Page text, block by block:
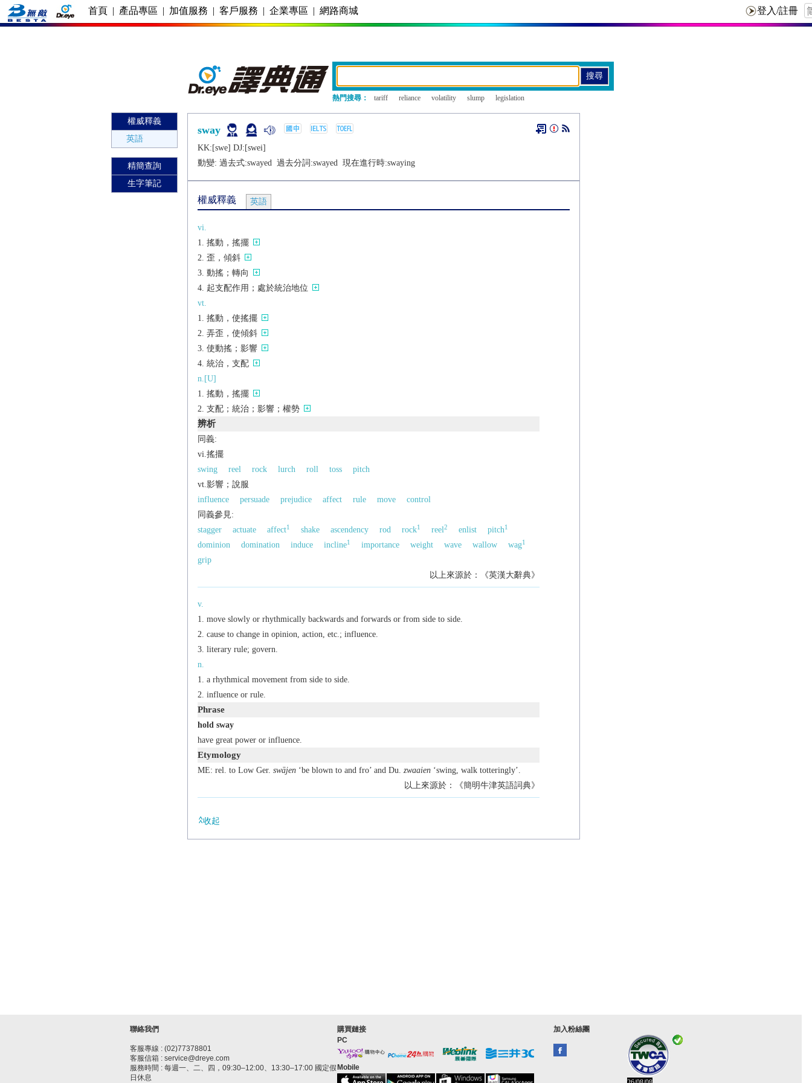
首頁 | 產品專區 | 加值服務 | 客戶服務 | 企業專區 | 網路商城
熱門搜尋： tariff reliance volatility slump legislation
權威釋義
英語
精簡查詢
生字筆記
sway
KK:[swе] DJ:[swеi]
動變: 過去式:swayed 過去分詞:swayed 現在進行時:swaying
權威釋義 英語
vi.
搖動，搖擺
歪，傾斜
動搖；轉向
起支配作用；處於統治地位
vt.
搖動，使搖擺
弄歪，使傾斜
使動搖；影響
統治，支配
n.[U]
搖動，搖擺
支配；統治；影響；權勢
辨析
同義:
vi.搖擺
swing
reel rock lurch roll toss
pitch
vt.影響；說服
influence
persuade prejudice affect rule move
control
同義參見:
stagger
actuate affect1 shake ascendency rod rock1 reel2 enlist pitch1
dominion domination induce incline1 importance weight wave wallow wag1
grip
以上來源於：《英漢大辭典》
v.
move slowly or rhythmically backwards and forwards or from side to side.
cause to change in opinion, action, etc.; influence.
literaryrule; govern.
n.
a rhythmical movement from side to side.
influence or rule.
Phrase
hold sway
have great power or influence.
Etymology
ME: rel. to Low Ger. swājen‘be blown to and fro’ and Du. zwaaien‘swing, walk totteringly’.
以上來源於：《簡明牛津英語詞典》
收起
聯絡我們
客服專線 : (02)77378801
客服信箱 : service@dreye.com
服務時間 : 每週一、二、四，09:30–12:00、13:30–17:00 國定假
日休息
購買鏈接
PC
Mobile
加入粉絲團